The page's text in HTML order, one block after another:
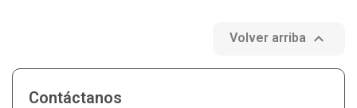
Contáctanos
Volver arriba 